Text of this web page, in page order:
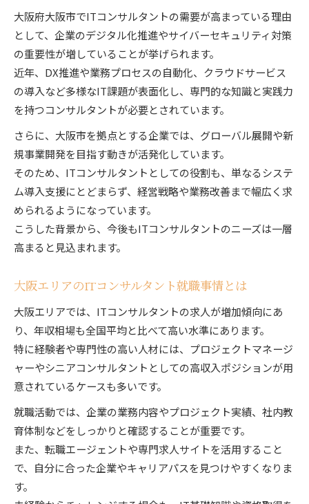
大阪府大阪市でITコンサルタントの需要が高まっている理由
として、企業のデジタル化推進やサイバーセキュリティ対策
の重要性が増していることが挙げられます。
近年、DX推進や業務プロセスの自動化、クラウドサービス
の導入など多様なIT課題が表面化し、専門的な知識と実践力
を持つコンサルタントが必要とされています。
さらに、大阪市を拠点とする企業では、グローバル展開や新
規事業開発を目指す動きが活発化しています。
そのため、ITコンサルタントとしての役割も、単なるシステ
ム導入支援にとどまらず、経営戦略や業務改善まで幅広く求
められるようになっています。
こうした背景から、今後もITコンサルタントのニーズは一層
高まると見込まれます。
大阪エリアのITコンサルタント就職事情とは
大阪エリアでは、ITコンサルタントの求人が増加傾向にあ
り、年収相場も全国平均と比べて高い水準にあります。
特に経験者や専門性の高い人材には、プロジェクトマネージ
ャーやシニアコンサルタントとしての高収入ポジションが用
意されているケースも多いです。
就職活動では、企業の業務内容やプロジェクト実績、社内教
育体制などをしっかりと確認することが重要です。
また、転職エージェントや専門求人サイトを活用すること
で、自分に合った企業やキャリアパスを見つけやすくなりま
す。